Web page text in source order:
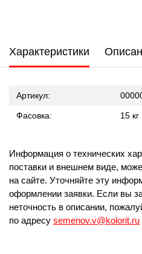
Характеристики
Артикул:
Фасовка: 15 кг
Информация о технических
поставки и внешнем виде,
на сайте. Уточняйте эту
оформлении заявки. Если вы
неточность в описании,
по адресу semenov.v@kolorit.ru